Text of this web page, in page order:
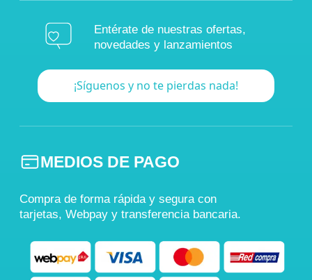
Entérate de nuestras ofertas,
novedades y lanzamientos
¡Síguenos y no te pierdas nada!
MEDIOS DE PAGO
Compra de forma rápida y segura con
tarjetas, Webpay y transferencia bancaria.